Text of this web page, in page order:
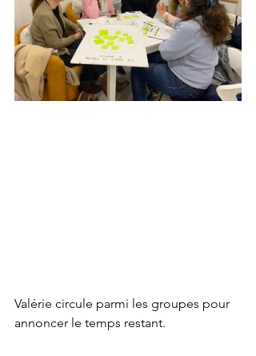
Valérie circule parmi les groupes pour
annoncer le temps restant.